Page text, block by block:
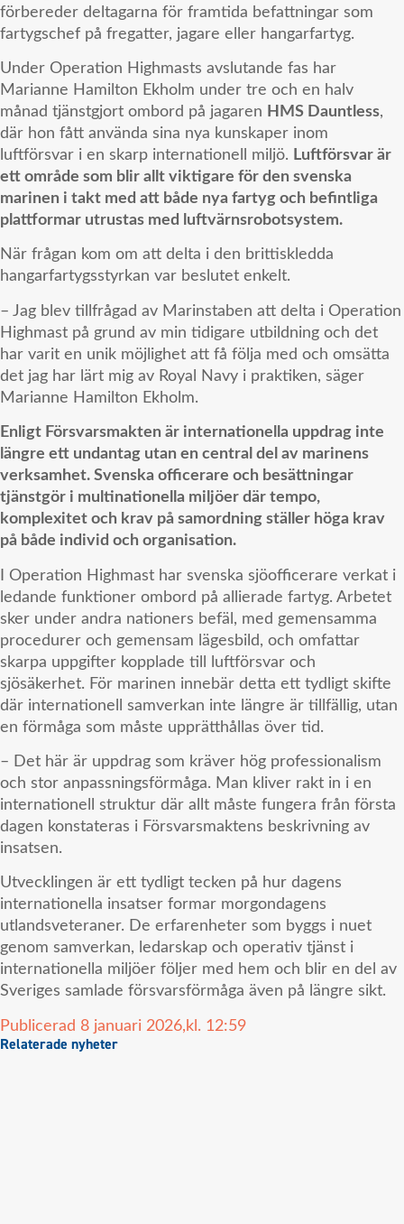
förbereder deltagarna för framtida befattningar som
fartygschef på fregatter, jagare eller hangarfartyg.
Under Operation Highmasts avslutande fas har
Marianne Hamilton Ekholm under tre och en halv
månad tjänstgjort ombord på jagaren HMS Dauntless,
där hon fått använda sina nya kunskaper inom
luftförsvar i en skarp internationell miljö. Luftförsvar är
ett område som blir allt viktigare för den svenska
marinen i takt med att både nya fartyg och befintliga
plattformar utrustas med luftvärnsrobotsystem.
När frågan kom om att delta i den brittiskledda
hangarfartygsstyrkan var beslutet enkelt.
– Jag blev tillfrågad av Marinstaben att delta i Operation
Highmast på grund av min tidigare utbildning och det
har varit en unik möjlighet att få följa med och omsätta
det jag har lärt mig av Royal Navy i praktiken, säger
Marianne Hamilton Ekholm.
Enligt Försvarsmakten är internationella uppdrag inte
längre ett undantag utan en central del av marinens
verksamhet. Svenska officerare och besättningar
tjänstgör i multinationella miljöer där tempo,
komplexitet och krav på samordning ställer höga krav
på både individ och organisation.
I Operation Highmast har svenska sjöofficerare verkat i
ledande funktioner ombord på allierade fartyg. Arbetet
sker under andra nationers befäl, med gemensamma
procedurer och gemensam lägesbild, och omfattar
skarpa uppgifter kopplade till luftförsvar och
sjösäkerhet. För marinen innebär detta ett tydligt skifte
där internationell samverkan inte längre är tillfällig, utan
en förmåga som måste upprätthållas över tid.
– Det här är uppdrag som kräver hög professionalism
och stor anpassningsförmåga. Man kliver rakt in i en
internationell struktur där allt måste fungera från första
dagen konstateras i Försvarsmaktens beskrivning av
insatsen.
Utvecklingen är ett tydligt tecken på hur dagens
internationella insatser formar morgondagens
utlandsveteraner. De erfarenheter som byggs i nuet
genom samverkan, ledarskap och operativ tjänst i
internationella miljöer följer med hem och blir en del av
Sveriges samlade försvarsförmåga även på längre sikt.
Publicerad 8 januari 2026, kl. 12:59
Relaterade nyheter